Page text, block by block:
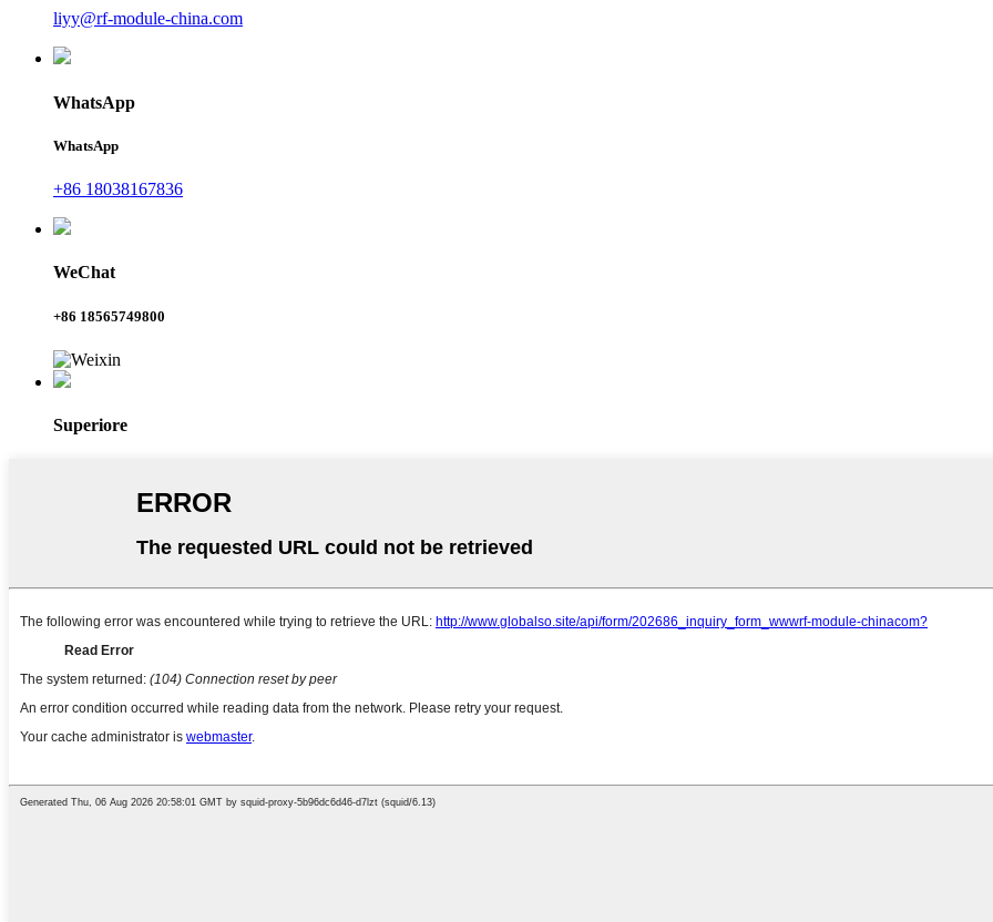
liyy@rf-module-china.com
WhatsApp
WhatsApp
+86 18038167836
WeChat
+86 18565749800
Superiore